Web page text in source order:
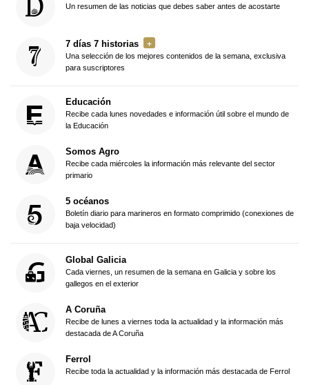
Un resumen de las noticias que debes saber antes de acostarte
7 días 7 historias
Una selección de los mejores contenidos de la semana, exclusiva
para suscriptores
Educación
Recibe cada lunes novedades e información útil sobre el mundo de
la Educación
Somos Agro
Recibe cada miércoles la información más relevante del sector
primario
5 océanos
Boletín diario para marineros en formato comprimido (conexiones de
baja velocidad)
Global Galicia
Cada viernes, un resumen de la semana en Galicia y sobre los
gallegos en el exterior
A Coruña
Recibe de lunes a viernes toda la actualidad y la información más
destacada de A Coruña
Ferrol
Recibe toda la actualidad y la información más destacada de Ferrol